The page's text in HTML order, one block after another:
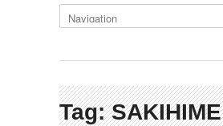
Tag: SAKIHIME